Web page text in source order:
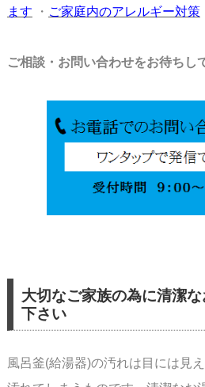
ます ・ ご家庭内のアレルギー対策
ご相談・お問い合わせをお待ちし
大切なご家族の為に清潔
下さい
風呂釜(給湯器)の汚れは目には見